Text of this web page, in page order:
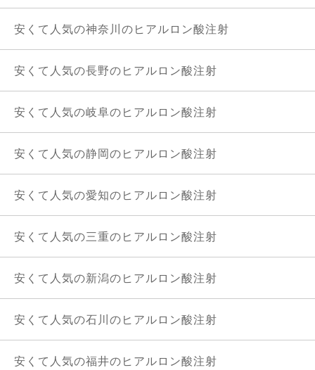
安くて人気の神奈川のヒアルロン酸注射
安くて人気の長野のヒアルロン酸注射
安くて人気の岐阜のヒアルロン酸注射
安くて人気の静岡のヒアルロン酸注射
安くて人気の愛知のヒアルロン酸注射
安くて人気の三重のヒアルロン酸注射
安くて人気の新潟のヒアルロン酸注射
安くて人気の石川のヒアルロン酸注射
安くて人気の福井のヒアルロン酸注射